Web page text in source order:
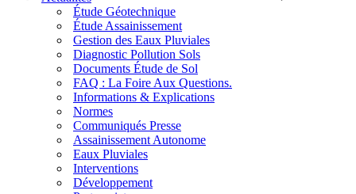
Étude Géotechnique
Étude Assainissement
Gestion des Eaux Pluviales
Diagnostic Pollution Sols
Documents Étude de Sol
FAQ : La Foire Aux Questions.
Informations & Explications
Normes
Communiqués Presse
Assainissement Autonome
Eaux Pluviales
Interventions
Développement